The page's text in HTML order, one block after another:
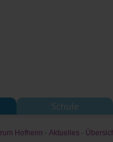
Schule
Hofheim - Aktuelles -